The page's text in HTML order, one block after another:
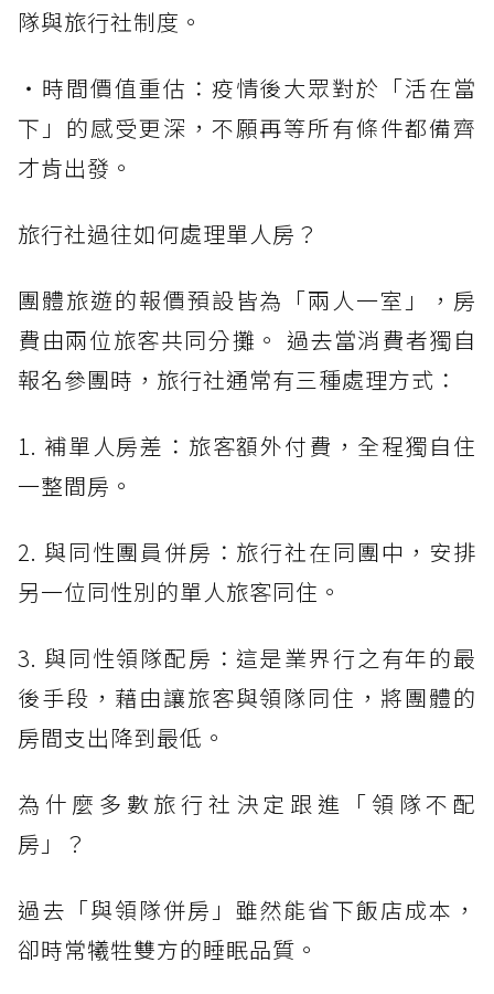
隊與旅行社制度。
・時間價值重估：疫情後大眾對於「活在當
下」的感受更深，不願再等所有條件都備齊
才肯出發。
旅行社過往如何處理單人房？
團體旅遊的報價預設皆為「兩人一室」，房
費由兩位旅客共同分攤。 過去當消費者獨自
報名參團時，旅行社通常有三種處理方式：
1. 補單人房差：旅客額外付費，全程獨自住
一整間房。
2. 與同性團員併房：旅行社在同團中，安排
另一位同性別的單人旅客同住。
3. 與同性領隊配房：這是業界行之有年的最
後手段，藉由讓旅客與領隊同住，將團體的
房間支出降到最低。
為什麼多數旅行社決定跟進「領隊不配
房」？
過去「與領隊併房」雖然能省下飯店成本，
卻時常犧牲雙方的睡眠品質。